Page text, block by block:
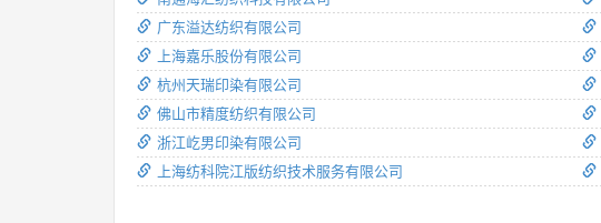
广东溢达纺织有限公司
上海嘉乐股份有限公司
杭州天瑞印染有限公司
佛山市精度纺织有限公司
浙江屹男印染有限公司
上海纺科院江版纺织技术服务有限公司